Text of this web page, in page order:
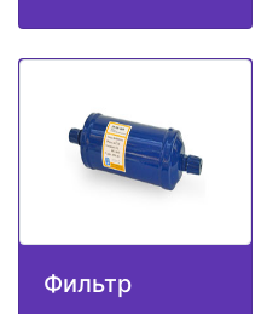
Фильтр